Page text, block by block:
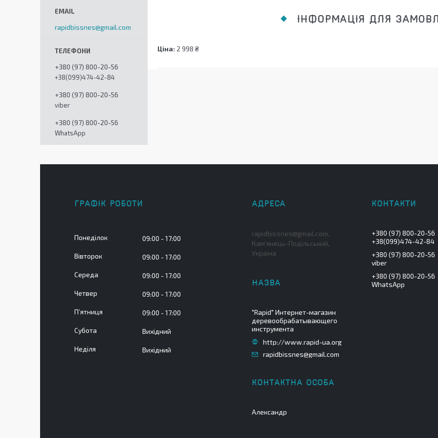
ІНФОРМАЦІЯ ДЛЯ
Ціна: 2 998 ₴
rapidbissnes@gmail.com
+380 (97) 800-20-56
+38(099)474-42-84
+380 (97) 800-20-56
viber
+380 (97) 800-20-56
WhatsApp
ГРАФІК РОБОТИ
Понеділок 09:00 17:00
Вівторок 09:00 17:00
Середа 09:00 17:00
Четвер 09:00 17:00
Пʼятниця 09:00 17:00
Субота Вихідний
Неділя Вихідний
rapidbissnes@gmail.com,
Кам'янець-Подільський,
Україна
"Rapid" Интернет-магазин
деревообрабатывающего
инструмента
http://www.rapid-ua.org
rapidbissnes@gmail.com
Александр
+380 (97) 800-20-56
+38(099)474-42-84
+380 (97) 800-20-56
viber
+380 (97) 800-20-56
WhatsApp